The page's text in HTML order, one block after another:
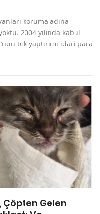
koruma adına
2004 yılında kabul
tek yaptırımı idari para
Çöpten Gelen